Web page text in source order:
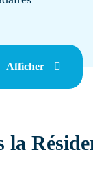
Afficher